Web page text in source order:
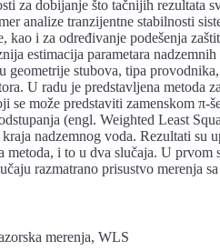
za dobijanje što tačnijih rezultata
analize tranzijentne stabilnosti
i za određivanje podešenja
estimacija parametara
stubova, tipa
U radu je predstavljena metoda
može predstaviti zamenskom π-
(engl. Weighted Least
nadzemnog voda. Rezultati su
i to u dva slučaja. U prvom
razmatrano prisustvo merenja
merenja, WLS